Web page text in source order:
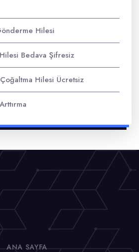
Hilesi
Bedava Şifresiz
Hilesi Ücretsiz
ANA SAYFA